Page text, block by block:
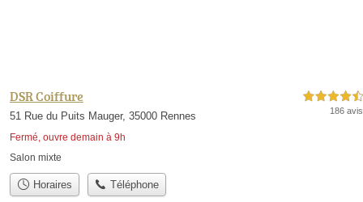
DSR Coiffure
51 Rue du Puits Mauger, 35000 Rennes
Fermé, ouvre demain à 9h
4,5 étoiles sur 5
186 avis
Salon mixte
Horaires Téléphone